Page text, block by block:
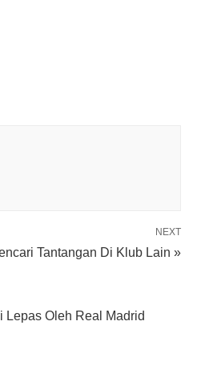
NEXT
Tantangan Di Klub Lain »
Lepas Oleh Real Madrid